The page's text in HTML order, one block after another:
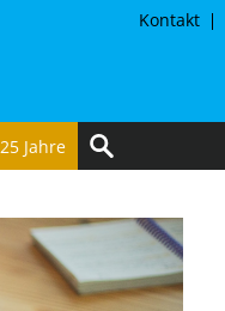
Kontakt
25 Jahre